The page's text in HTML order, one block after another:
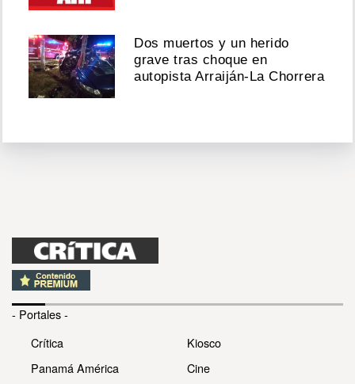
Dos muertos y un herido
grave tras choque en
autopista Arraiján-La Chorrera
- Portales -
Crítica
Panamá América
Kiosco
Cine